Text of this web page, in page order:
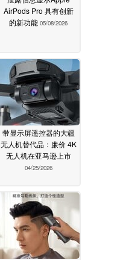
AirPods Pro 具有创新
的新功能 05/08/2026
带显示屏遥控器的大疆
无人机替代品：廉价 4K
无人机在亚马逊上市
04/25/2026